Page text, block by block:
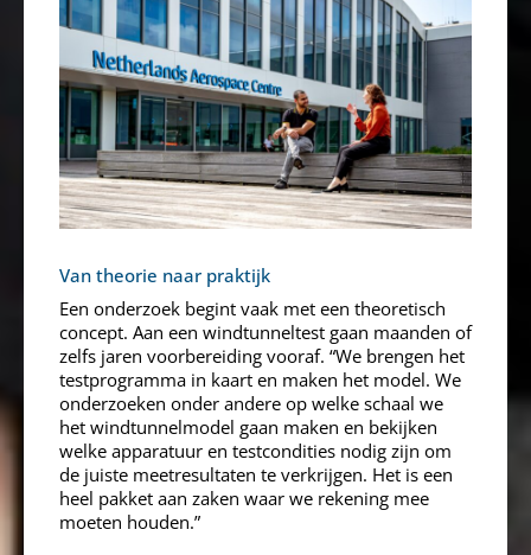
Van theorie naar praktijk
Een onderzoek begint vaak met een theoretisch
concept. Aan een windtunneltest gaan maanden of
zelfs jaren voorbereiding vooraf. “We brengen het
testprogramma in kaart en maken het model. We
onderzoeken onder andere op welke schaal we
het windtunnelmodel gaan maken en bekijken
welke apparatuur en testcondities nodig zijn om
de juiste meetresultaten te verkrijgen. Het is een
heel pakket aan zaken waar we rekening mee
moeten houden.”